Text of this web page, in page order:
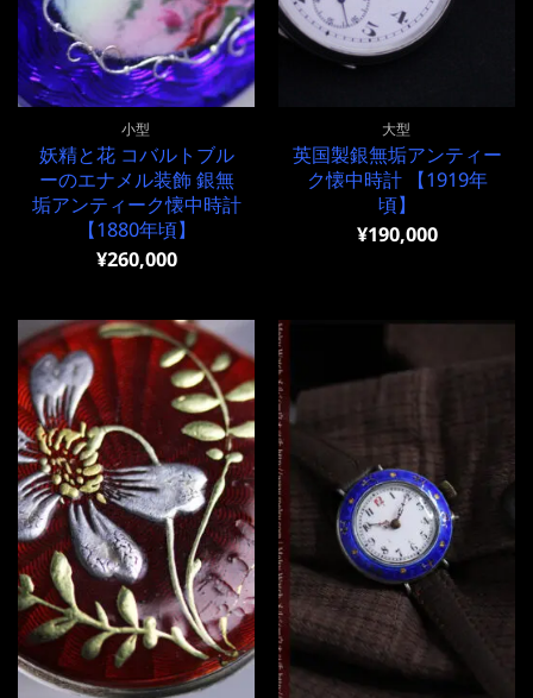
小型
妖精と花 コバルトブル
ーのエナメル装飾 銀無
垢アンティーク懐中時計
【1880年頃】
¥260,000
大型
英国製銀無垢アンティー
ク懐中時計 【1919年
頃】
¥190,000